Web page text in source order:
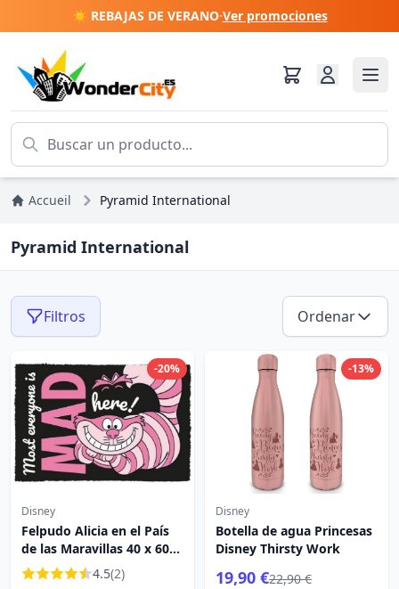
☀️ REBAJAS DE VERANO·Ver promociones
Accueil Pyramid International
Pyramid International
Filtros Ordenar
-20%
Disney
Felpudo Alicia en el País
de las Maravillas 40 x 60
cm - Disney 4.5(2)
-13%
Disney
Botella de agua Princesas
Disney Thirsty Work
19,90 €22,90 €